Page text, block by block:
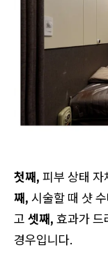
첫째, 피부 상태 자
째, 시술할 때 샷
고 셋째, 효과가 드
경우입니다.